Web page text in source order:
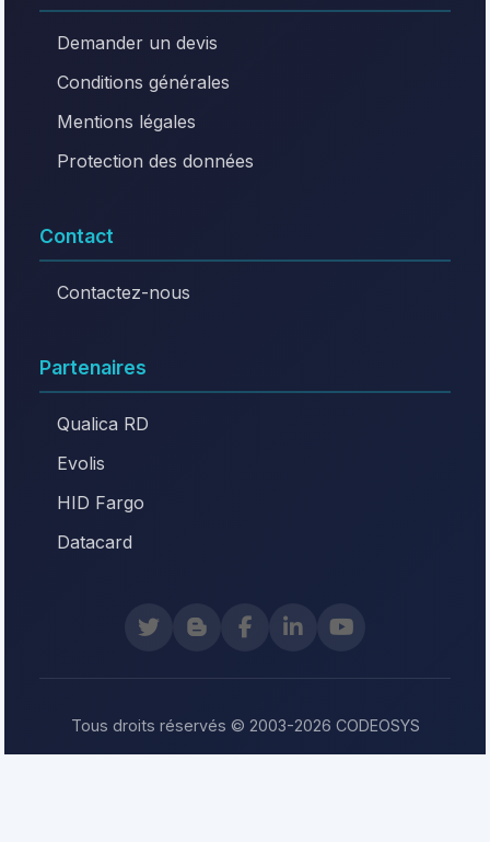
Demander un devis
Conditions générales
Mentions légales
Protection des données
Contact
Contactez-nous
Partenaires
Qualica RD
Evolis
HID Fargo
Datacard
Tous droits réservés © 2003-2026 CODEOSYS